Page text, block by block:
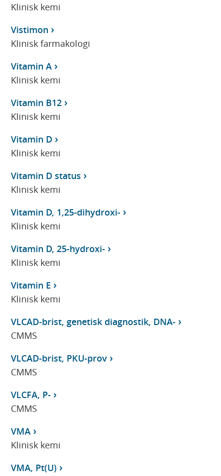
Klinisk kemi
Vistimon
Klinisk farmakologi
Vitamin A
Klinisk kemi
Vitamin B12
Klinisk kemi
Vitamin D
Klinisk kemi
Vitamin D status
Klinisk kemi
Vitamin D, 1,25-dihydroxi-
Klinisk kemi
Vitamin D, 25-hydroxi-
Klinisk kemi
Vitamin E
Klinisk kemi
VLCAD-brist, genetisk diagnostik, DNA-
CMMS
VLCAD-brist, PKU-prov
CMMS
VLCFA, P-
CMMS
VMA
Klinisk kemi
VMA, Pt(U)